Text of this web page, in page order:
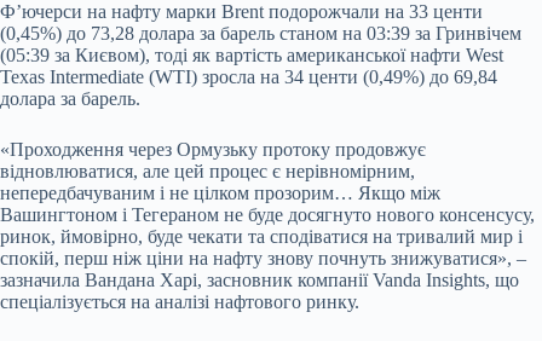
Ф’ючерси на нафту марки Brent подорожчали на 33 центи
(0,45%) до 73,28 долара за барель станом на 03:39 за Гринвічем
(05:39 за Києвом), тоді як вартість американської нафти West
Texas Intermediate (WTI) зросла на 34 центи (0,49%) до 69,84
долара за барель.
«Проходження через Ормузьку протоку продовжує
відновлюватися, але цей процес є нерівномірним,
непередбачуваним і не цілком прозорим… Якщо між
Вашингтоном і Тегераном не буде досягнуто нового консенсусу,
ринок, ймовірно, буде чекати та сподіватися на тривалий мир і
спокій, перш ніж ціни на нафту знову почнуть знижуватися», –
зазначила Вандана Харі, засновник компанії Vanda Insights, що
спеціалізується на аналізі нафтового ринку.